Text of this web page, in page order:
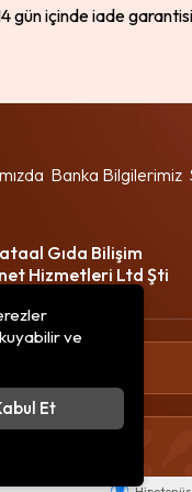
gün içinde iade garantisi
Banka Bilgilerimiz
Gıda Bilişim
Hizmetleri Ltd Şti
ve
Et